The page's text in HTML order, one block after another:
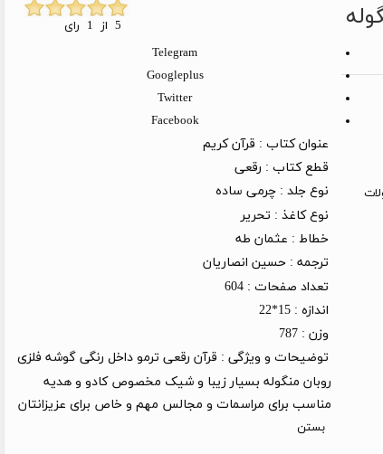
مرسولات
Telegram
Googleplus
Twitter
Facebook
عنوان کتاب : قرآن کریم
قطع کتاب : رقعی
نوع جلد :چرمی ساده
نوع کاغذ : تحریر
خطاط : عثمان طه
ترجمه :حسین انصاریان
تعداد صفحات :604
اندازه :15*22
وزن :787
توضیحات و ویژگی : قرآن رقعی ترمو داخل رنگی گوشه فلزی
روبان منگوله بسیار زیبا و شیک مخصوص کادو و هدیه
مناسب برای مراسمات و مجالس مهم و خاص برای عزیزانتان
بستن